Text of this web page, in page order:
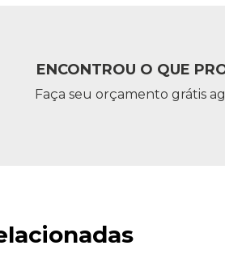
ENCONTROU O QUE
Faça seu orçamento grátis